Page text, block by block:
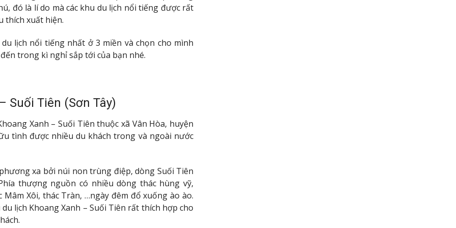
đó là lí do mà các khu du lịch nổi tiếng được rất
thích xuất hiện.
lịch nổi tiếng nhất ở 3 miền và chọn cho mình
trong kì nghỉ sắp tới của bạn nhé.
Suối Tiên (Sơn Tây)
Xanh – Suối Tiên thuộc xã Vân Hòa, huyện
tình được nhiều du khách trong và ngoài nước
xa bởi núi non trùng điệp, dòng Suối Tiên
thượng nguồn có nhiều dòng thác hùng vỹ,
Xôi, thác Tràn, …ngày đêm đổ xuống ào ào.
lịch Khoang Xanh – Suối Tiên rất thích hợp cho